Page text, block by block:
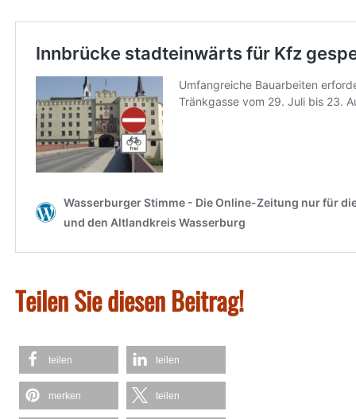
Teilen Sie diesen Beitrag!
teilen teilen
merken teilen